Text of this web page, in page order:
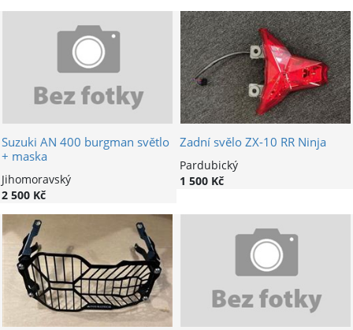
Suzuki AN 400 burgman světlo
+ maska
Jihomoravský
2 500 Kč
Zadní svělo ZX-10 RR Ninja
Pardubický
1 500 Kč